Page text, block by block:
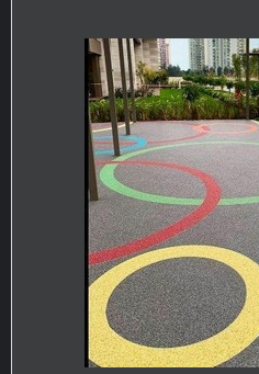
prejuízos com substituições